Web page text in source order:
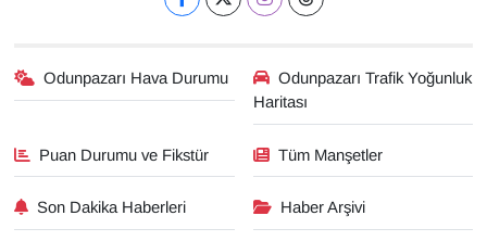
Odunpazarı Hava Durumu
Odunpazarı Trafik Yoğunluk
Haritası
Puan Durumu ve Fikstür Tüm Manşetler
Son Dakika Haberleri Haber Arşivi